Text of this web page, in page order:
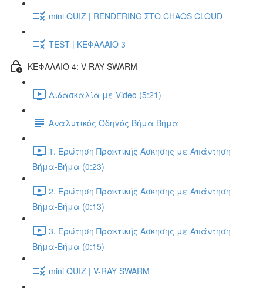
mini QUIZ | RENDERING ΣΤΟ CHAOS CLOUD
TEST | ΚΕΦΑΛΑΙΟ 3
ΚΕΦΑΛΑΙΟ 4: V-RAY SWARM
Διδασκαλία με Video (5:21)
Αναλυτικός Οδηγός Βήμα Βήμα
1. Ερώτηση Πρακτικής Άσκησης με Απάντηση
Βήμα-Βήμα (0:23)
2. Ερώτηση Πρακτικής Άσκησης με Απάντηση
Βήμα-Βήμα (0:13)
3. Ερώτηση Πρακτικής Άσκησης με Απάντηση
Βήμα-Βήμα (0:15)
mini QUIZ | V-RAY SWARM